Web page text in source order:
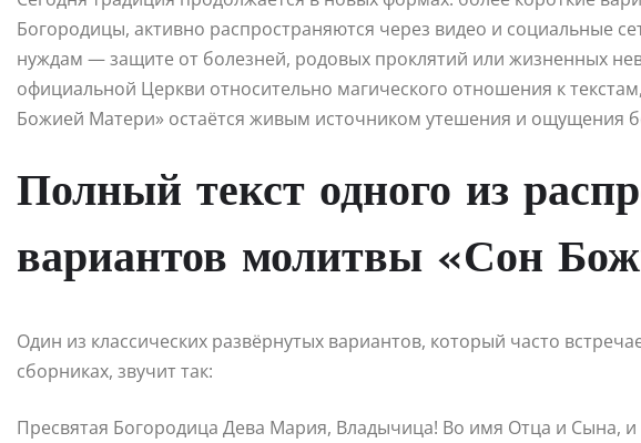
Богородицы, активно распространяются через видео и социальные
нуждам — защите от болезней, родовых проклятий или жизненных
официальной Церкви относительно магического отношения к
Божией Матери» остаётся живым источником утешения и ощущения
Полный текст одного из
вариантов молитвы «Сон
Один из классических развёрнутых вариантов, который часто
сборниках, звучит так:
Пресвятая Богородица Дева Мария, Владычица! Во имя Отца и Сына, и